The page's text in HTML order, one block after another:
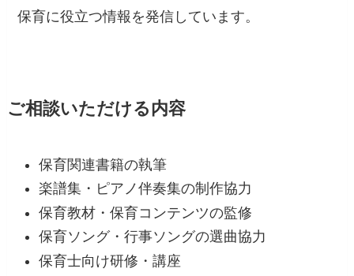
保育に役立つ情報を発信しています。
ご相談いただける内容
保育関連書籍の執筆
楽譜集・ピアノ伴奏集の制作協力
保育教材・保育コンテンツの監修
保育ソング・行事ソングの選曲協力
保育士向け研修・講座